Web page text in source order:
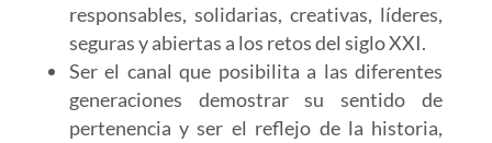
responsables, solidarias, creativas, líderes,
seguras y abiertas a los retos del siglo XXI.
Ser el canal que posibilita a las diferentes
generaciones demostrar su sentido de
pertenencia y ser el reflejo de la historia,